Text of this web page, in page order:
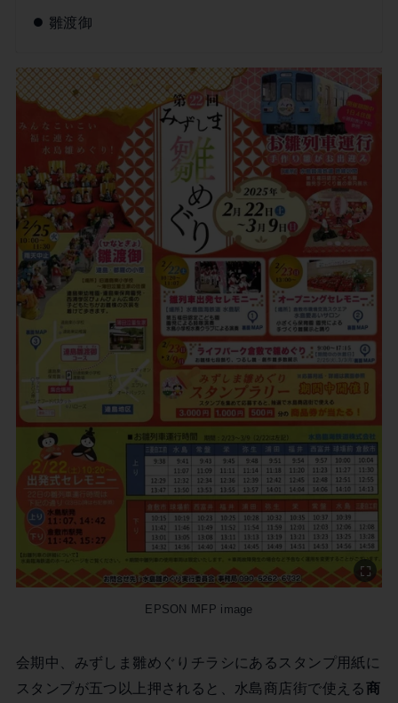
雛渡御
EPSON MFP image
会期中、みずしま雛めぐりチラシにあるスタンプ用紙に
スタンプが五つ以上押されると、水島商店街で使える商